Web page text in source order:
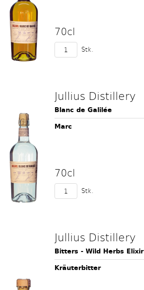
70cl
Stk.
Jullius Distillery
Blanc de Galilée
Marc
70cl
Stk.
Jullius Distillery
Bitters - Wild Herbs Elixir
Kräuterbitter